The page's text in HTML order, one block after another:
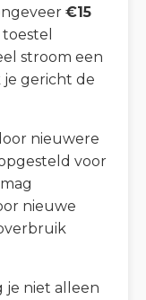
€15
stroom een
je gericht de
nieuwere
voor
nieuwe
je niet alleen